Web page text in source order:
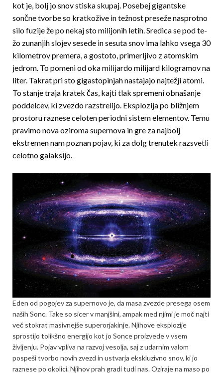
kot je, bolj jo snov stiska skupaj. Posebej gigantske
sončne tvorbe so kratko­žive in težnost preseže nasprotno
silo fuzije že po nekaj sto milijonih letih. Sredica se pod te­
žo zunanjih slojev sesede in sesuta snov ima lahko vsega 30
kilometrov premera, a gostoto, primerljivo z atomskim
jedrom. To pomeni od oka milijardo milijard kilogramov na
liter. Takrat pri sto gigastopinjah nastajajo najtežji atomi.
To stanje traja kratek čas, kajti tlak spremeni obna­ša­nje
poddelcev, ki zvezdo razstrelijo. Eksplozija po bližnjem
prostoru raznese celoten periodni sistem elementov. Temu
pravimo nova oziroma supernova in gre za najbolj
ekstremen nam poznan pojav, ki za dolg trenutek razsvetli
celotno galaksijo.
Eden od pogojev za supernovo je, da masa zvezde presega osem
naših Sonc. Take so sicer v manjšini, ampak med njimi je moč najti
več stokrat masivnejše superorjakinje. Njihove eksplozije
sprostijo tolikšno energijo kot jo Sonce proizvede v vsem
življenju. Pojav vpliva na razvoj vesolja, saj z udarnim valom
pospeši tvorbo novih zvezd in ustvarja ekskluziv­no snov, ki jo
raznese po okolici. Njihov prah gradi tudi nas. Oziraje na maso po